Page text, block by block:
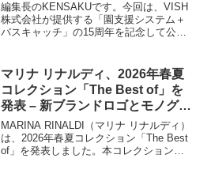
編集長のKENSAKUです。今回は、VISH
株式会社が提供する「園支援システム＋
バスキャッチ」の15周年を記念して公開
どのように保育現場の課題を解決し、進
化してきたのか。その軌跡と、導入を検
討されている方が知りたいサービスの特
徴について、深掘りしてお伝えします。
マリナ リナルディ、2026年春夏
コレクション「The Best of」を
発表 – 新ブランドロゴとモノグラ
ムもデビュー
MARINA RINALDI（マリナ リナルディ）
は、2026年春夏コレクション「The Best
of」を発表しました。本コレクションで